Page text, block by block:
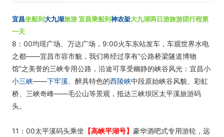
宜昌坐船到大九湖旅游 宜昌乘船到神农架大九湖两日游旅游团行程第
一天
8：00均瑶广场、万达广场，9:00火车东站发车，车观世界水电
之都——宜昌市容市貌，我们将经过享有“公路桥梁隧道博物
馆”之美誉的三峡专用公路，沿途可享受幽静的峡谷风光：宜昌小
小三峡——下牢溪 、醉具特色的西陵峡中段原始峡谷风貌、彩虹
桥、三峡奇峰——毛公山等景观，抵达三峡坝区太平溪旅游码
头。
11：00太平溪码头乘坐 【高峡平湖号】 豪华酒吧式专用游轮，远